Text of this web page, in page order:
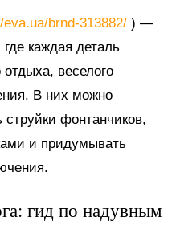
eva.ua/brnd-313882/ ) —
каждая деталь
веселого
В них можно
струйки фонтанчиков,
и придумывать
гид по надувным